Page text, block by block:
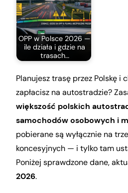
OPP w Polsce 2026 —
ile działa i gdzie na
trasach…
Planujesz trasę przez Polskę i
zapłacisz na autostradzie?
większość polskich
samochodów osobowych i
pobierane są wyłącznie na
koncesyjnych — i tylko tam
Poniżej sprawdzone dane,
2026.